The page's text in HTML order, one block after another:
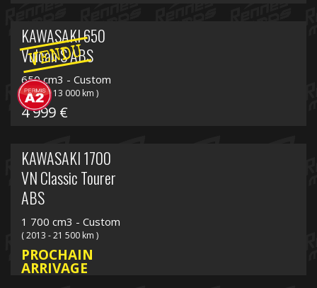
VENDU
KAWASAKI 650
Vulcan S ABS
650 cm3 - Custom
( 2018 - 13 000 km )
4 999 €
KAWASAKI 1700
VN Classic Tourer
ABS
1 700 cm3 - Custom
( 2013 - 21 500 km )
PROCHAIN
ARRIVAGE